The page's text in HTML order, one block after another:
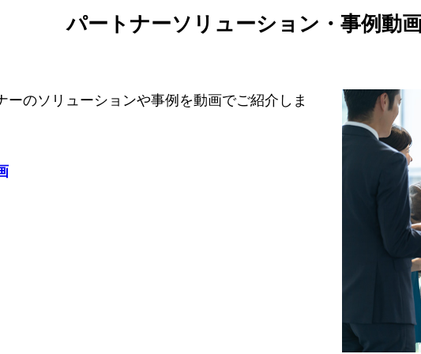
パートナーソリューション・事例動
のソリューションや事例を動画でご紹介しま